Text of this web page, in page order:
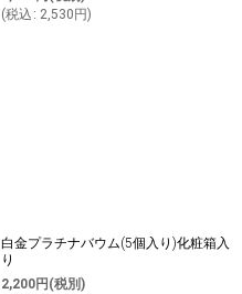
(税込 : 2,530 円)
白金プラチナバウム(5個入り)化粧箱入
り
2,200円 (税別)